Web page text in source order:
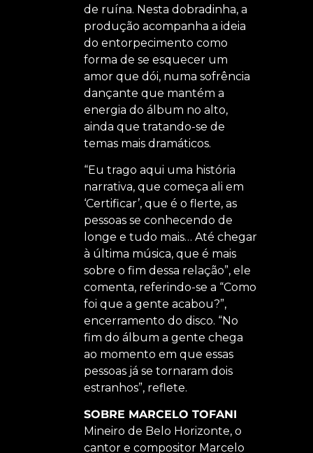
de ruína. Nesta dobradinha, a
produção acompanha a ideia
do entorpecimento como
forma de se esquecer um
amor que dói, numa sofrência
dançante que mantém a
energia do álbum no alto,
ainda que tratando-se de
temas mais dramáticos.
“Eu trago aqui uma história
narrativa, que começa ali em
‘Certificar’, que é o flerte, as
pessoas se conhecendo de
longe e tudo mais… Até chegar
à última música, que é mais
sobre o fim dessa relação”, ele
comenta, referindo-se a “Como
foi que a gente acabou?”,
encerramento do disco. “No
fim do álbum a gente chega
ao momento em que essas
pessoas já se tornaram dois
estranhos”, reflete.
SOBRE MARCELO TOFANI
Mineiro de Belo Horizonte, o
cantor e compositor Marcelo